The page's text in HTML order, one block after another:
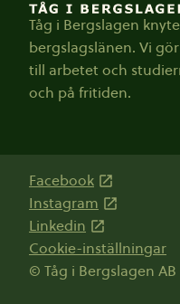
Tåg i Bergslagen
bergslagslänen. Vi
till arbetet och
och på fritiden.
© Tåg i Bergslagen AB
Facebook
Instagram
Linkedin
Cookie-inställningar